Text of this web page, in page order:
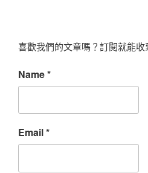
喜歡我們的文章嗎？訂閱就能收
Name*
Email*